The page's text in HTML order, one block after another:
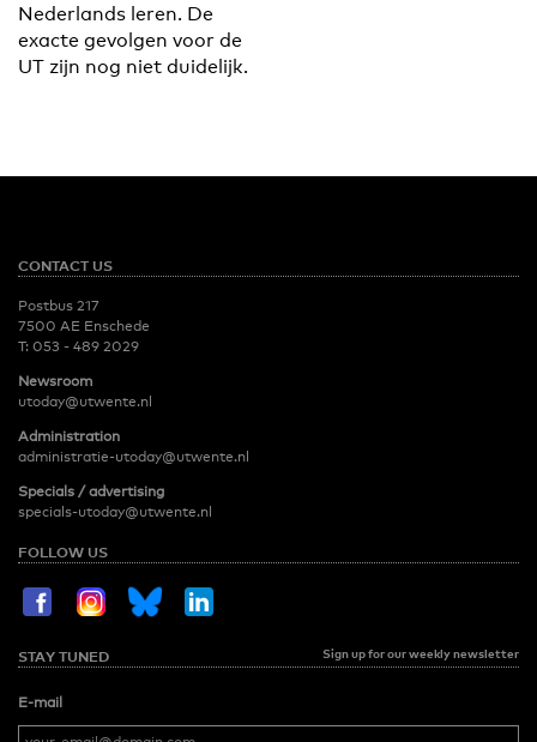
Nederlands leren. De
exacte gevolgen voor de
UT zijn nog niet duidelijk.
CONTACT US
Postbus 217
7500 AE Enschede
T: 053 - 489 2029
Newsroom
utoday@utwente.nl
Administration
administratie-utoday@utwente.nl
Specials / advertising
specials-utoday@utwente.nl
FOLLOW US
STAY TUNED Sign up for our weekly newsletter
E-mail